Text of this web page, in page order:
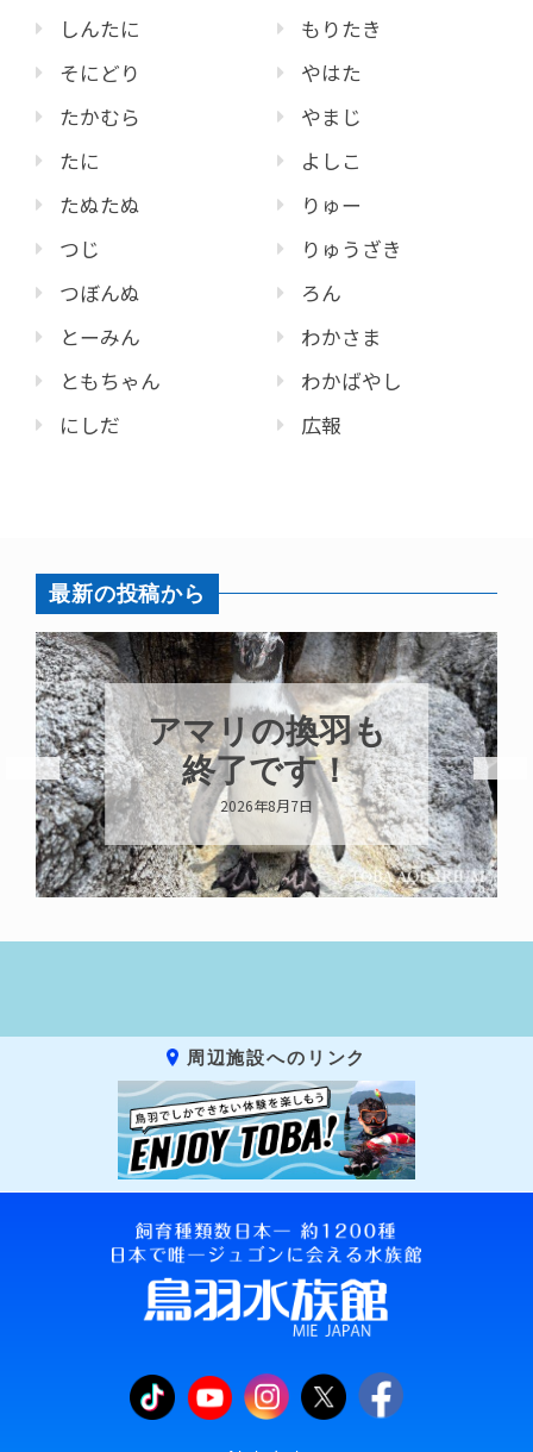
しんたに
そにどり
たかむら
たに
たぬたぬ
つじ
つぼんぬ
とーみん
ともちゃん
にしだ
もりたき
やはた
やまじ
よしこ
りゅー
りゅうざき
ろん
わかさま
わかばやし
広報
最新の投稿から
トビウオ幼魚展
示中！
2026年8月6日
周辺施設へのリンク